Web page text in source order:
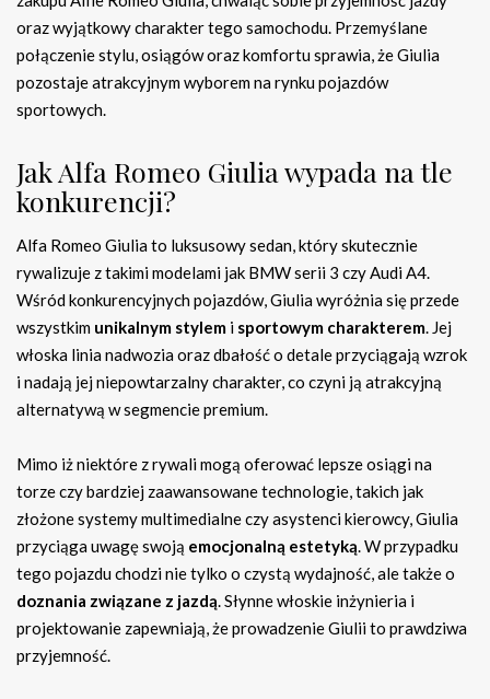
oraz wyjątkowy charakter tego samochodu. Przemyślane
połączenie stylu, osiągów oraz komfortu sprawia, że Giulia
pozostaje atrakcyjnym wyborem na rynku pojazdów
sportowych.
Jak Alfa Romeo Giulia wypada na tle
konkurencji?
Alfa Romeo Giulia to luksusowy sedan, który skutecznie
rywalizuje z takimi modelami jak BMW serii 3 czy Audi A4.
Wśród konkurencyjnych pojazdów, Giulia wyróżnia się przede
wszystkim unikalnym stylem i sportowym charakterem. Jej
włoska linia nadwozia oraz dbałość o detale przyciągają wzrok
i nadają jej niepowtarzalny charakter, co czyni ją atrakcyjną
alternatywą w segmencie premium.
Mimo iż niektóre z rywali mogą oferować lepsze osiągi na
torze czy bardziej zaawansowane technologie, takich jak
złożone systemy multimedialne czy asystenci kierowcy, Giulia
przyciąga uwagę swoją emocjonalną estetyką. W przypadku
tego pojazdu chodzi nie tylko o czystą wydajność, ale także o
doznania związane z jazdą. Słynne włoskie inżynieria i
projektowanie zapewniają, że prowadzenie Giulii to prawdziwa
przyjemność.